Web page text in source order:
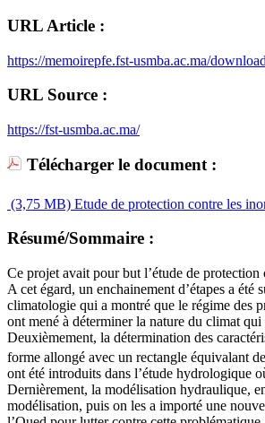
URL Article :
https://memoirepfe.fst-usmba.ac.ma/
URL Source :
https://fst-usmba.ac.ma/
Télécharger le document :
(3,75 MB) Etude de protection contre les
Résumé/Sommaire :
Ce projet avait pour but l’étude de
A cet égard, un enchainement d’étapes a
climatologie qui a montré que le régime des
ont mené à déterminer la nature du climat qui
Deuxièmement, la détermination des
forme allongé avec un rectangle équivalant
ont été introduits dans l’étude hydrologique
Dernièrement, la modélisation hydraulique,
modélisation, puis on les a importé une